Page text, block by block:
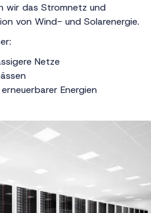
wir das Stromnetz und
von Wind- und Solarenergie.
Netze
Energien